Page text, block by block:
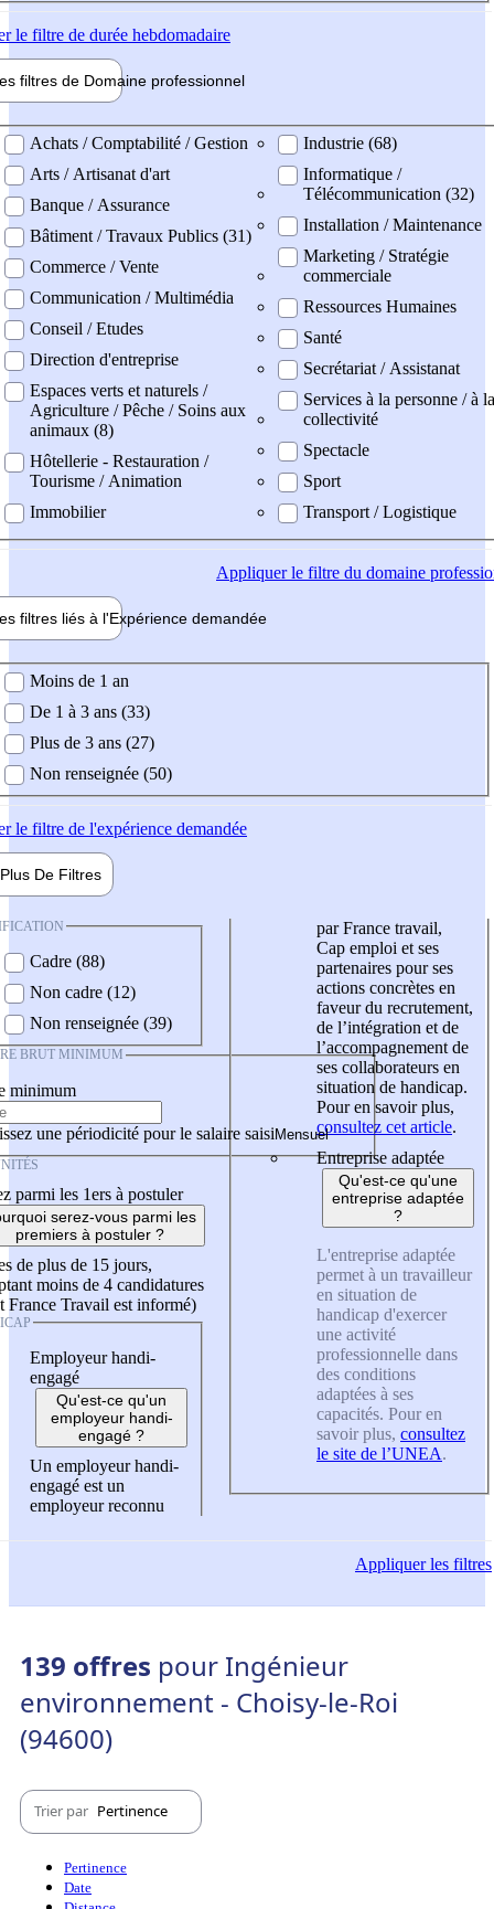
le filtre de durée hebdomadaire
filtres de Domaine professionnel
professionel
Achats / Comptabilité / Gestion
Arts / Artisanat d'art
Banque / Assurance
Bâtiment / Travaux Publics (31)
Commerce / Vente
Communication / Multimédia
Conseil / Etudes
Direction d'entreprise
Espaces verts et naturels /
Agriculture / Pêche / Soins aux
animaux (8)
Hôtellerie - Restauration /
Tourisme / Animation
Immobilier
Industrie (68)
Informatique /
Télécommunication (32)
Installation / Maintenance
Marketing / Stratégie
commerciale
Ressources Humaines
Santé
Secrétariat / Assistanat
Services à la personne / à la
collectivité
Spectacle
Sport
Transport / Logistique
Appliquerle filtre du domaine
filtres liés à l'Expérience demandée
demandée
Moins de 1 an
De 1 à 3 ans (33)
Plus de 3 ans (27)
Non renseignée (50)
le filtre de l'expérience demandée
Plus De Filtres
Cadre (88)
Non cadre (12)
Non renseignée (39)
BRUT MINIMUM
minimum
une périodicité pour le salaire saisi
parmi les 1ers à postuler
serez-vous parmi les
premiers à postuler ?
de plus de 15 jours,
moins de 4 candidatures
France Travail est informé)
Employeur handi-
engagé
Qu'est-ce qu'un
employeur handi-
engagé ?
Un employeur handi-
engagé est un
employeur reconnu
par France travail,
Cap emploi et ses
partenaires pour ses
actions concrètes en
faveur du recrutement,
de l’intégration et de
l’accompagnement de
ses collaborateurs en
situation de handicap.
Pour en savoir plus,
consultez cet article.
Entreprise adaptée
Qu'est-ce qu'une
entreprise adaptée
?
L'entreprise adaptée
permet à un travailleur
en situation de
handicap d'exercer
une activité
professionnelle dans
des conditions
adaptées à ses
capacités. Pour en
savoir plus, consultez
le site de l’UNEA.
Appliquerles filtres
139 offres pour Ingénieur
environnement - Choisy-le-Roi
(94600)
Trier par Pertinence
Pertinence
Date